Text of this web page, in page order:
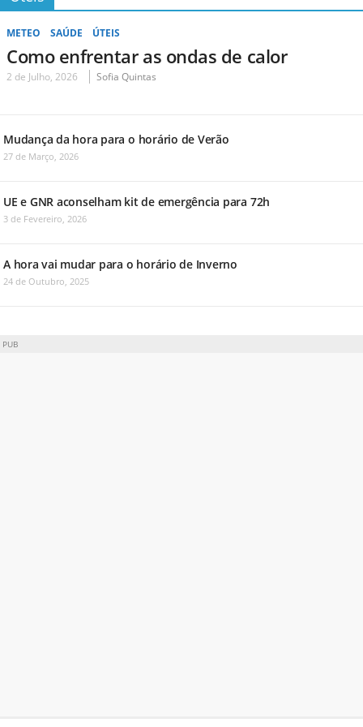
METEO SAÚDE ÚTEIS
Como enfrentar as ondas de calor
2 de Julho, 2026 Sofia Quintas
Mudança da hora para o horário de Verão
27 de Março, 2026
UE e GNR aconselham kit de emergência para 72h
3 de Fevereiro, 2026
A hora vai mudar para o horário de Inverno
24 de Outubro, 2025
PUB